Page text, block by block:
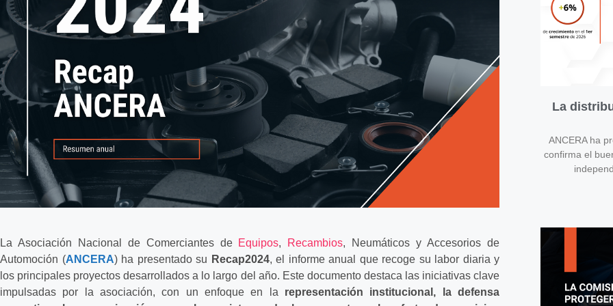
La Asociación Nacional de Comerciantes de Equipos, Recambios, Neumáticos y Accesorios de
Automoción (ANCERA) ha presentado su Recap2024, el informe anual que recoge su labor diaria y
los principales proyectos desarrollados a lo largo del año. Este documento destaca las iniciativas clave
impulsadas por la asociación, con un enfoque en la representación institucional, la defensa
La
ANCERA ha
confirma el